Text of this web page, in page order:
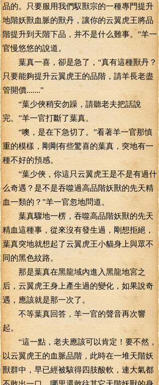
品的。只要服用我們馭獸宗的一種專門提升
地階妖獸血脈的獸丹，讓你的云翼虎王將品
階提升到天階下品，并不是什么難事。”羊一
官慢悠悠的說道。
葉真一喜，卻是急了，“真有這種獸丹？
只要能夠提升云翼虎王的品階，請羊長老盡
管開價.......”
“葉少俠稍安勿躁，請聽老夫把話說
完。”羊一官打斷了葉真。
“噢，是在下急切了。”看著羊一官那慎
重的模樣，剛剛有些驚喜的葉真，突地有一
種不好的預感。
“葉少俠，你這只云翼虎王是不是有過什
么奇遇？是不是吞噬過高品階妖獸的先天精
血一類的？”羊一官忽地問道。
葉真驟地一楞，吞噬高品階妖獸的先天
精血這種事，從來沒有發生過，剛想拒絕，
葉真突地就想起了云翼虎王小貓身上與眾不
同的黑色紋路。
那是葉真在黑龍域內進入黑龍地宮之
后，云翼虎王身上產生過的變化，如果說奇
遇，應該就是那一次了。
不等葉真回答，羊一官的聲音再次響
起。
“這一點，老夫應該可以肯定！要不然，
以云翼虎王的血脈品階，此時在一堆天階妖
獸群中，早已經被駭得四肢酸軟，連大氣都